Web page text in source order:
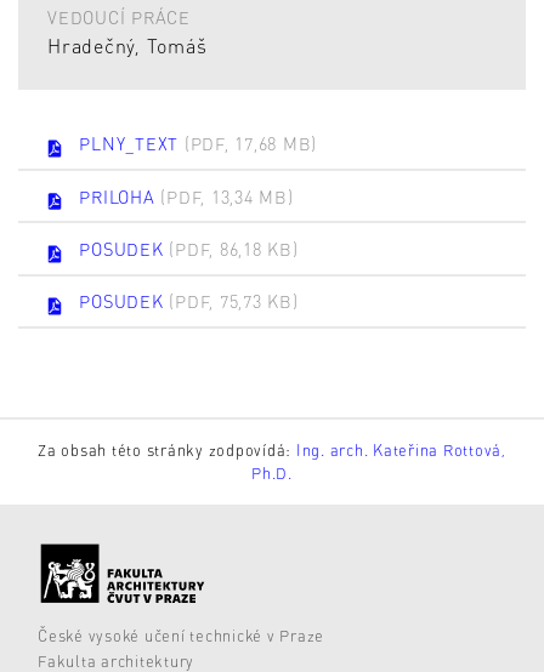
VEDOUCÍ PRÁCE
Hradečný, Tomáš
PLNY_TEXT (PDF, 17,68 MB)
PRILOHA (PDF, 13,34 MB)
POSUDEK (PDF, 86,18 KB)
POSUDEK (PDF, 75,73 KB)
Za obsah této stránky zodpovídá: Ing. arch. Kateřina Rottová,
Ph.D.
České vysoké učení technické v Praze
Fakulta architektury